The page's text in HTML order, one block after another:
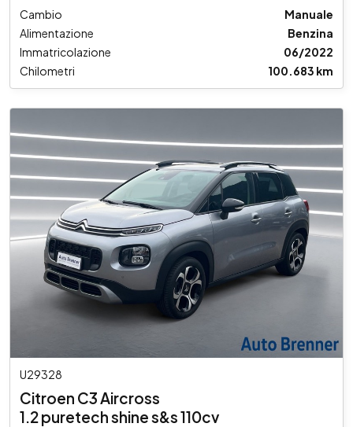
Cambio
Manuale
Alimentazione
Benzina
Immatricolazione
06/2022
Chilometri
100.683 km
U29328
Citroen C3 Aircross
1.2 puretech shine s&s 110cv